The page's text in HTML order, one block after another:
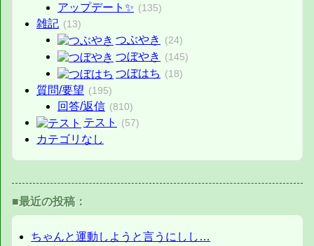
アップデート✨ (135)
雑記 (13)
つぶやき (24)
つぼやき (145)
つぼはち (18)
質問/要望 (195)
回答/返信 (810)
テスト (57)
カテゴリなし
■最近の投稿：
ちゃんと運動しようと言うにしし…